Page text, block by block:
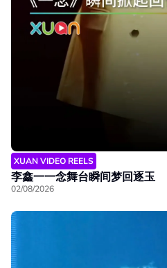
XUAN VIDEO REELS
李鑫一一念舞台瞬间梦回逐玉
02/08/2026